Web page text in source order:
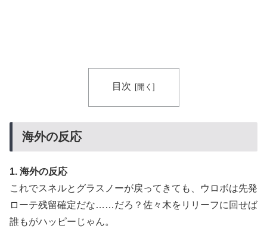
インドネシアの西パプアでアメリカ人パイロット殺害を
目次
海外の反応
1. 海外の反応
これでスネルとグラスノーが戻ってきても、ウロボは先発
ローテ残留確定だな……だろ？佐々木をリリーフに回せば
誰もがハッピーじゃん。